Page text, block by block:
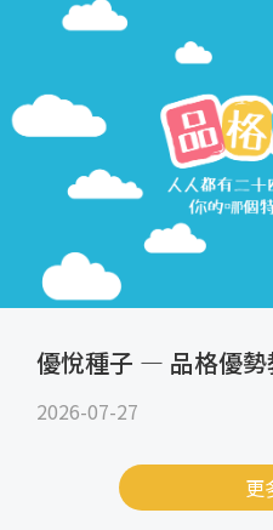
優悅種子 — 品格優勢
2026-07-27
更